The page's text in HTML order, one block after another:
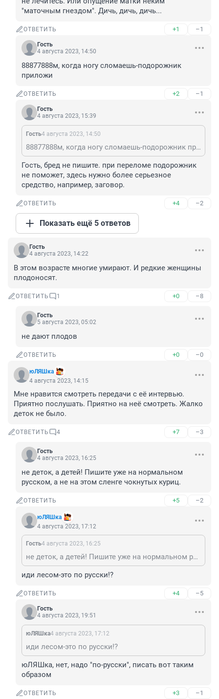
"маточным гнездом". Дичь, дичь, дичь...
ОТВЕТИТЬ +1 –1
Гость
4 августа 2023, 14:50
88877888м, когда ногу сломаешь-подорожник
приложи
ОТВЕТИТЬ +2 –1
Гость
4 августа 2023, 15:39
Гость4 августа 2023, 14:50
88877888м, когда ногу сломаешь-подорожник приложи
Гость, бред не пишите. при переломе подорожник
не поможет, здесь нужно более серьезное
средство, например, заговор.
ОТВЕТИТЬ +4 –2
Показать ещё 5 ответов
Гость
4 августа 2023, 14:22
В этом возрасте многие умирают. И редкие женщины
плодоносят.
ОТВЕТИТЬ 1 +0 –8
Гость
5 августа 2023, 05:02
не дают плодов
ОТВЕТИТЬ +0 –0
юЛЯШка
4 августа 2023, 14:15
Мне нравится смотреть передачи с её интервью.
Приятно послушать. Приятно на неё смотреть. Жалко
деток не было.
ОТВЕТИТЬ 4 +7 –3
Гость
4 августа 2023, 16:25
не деток, а детей! Пишите уже на нормальном
русском, а не на этом сленге чокнутых куриц.
ОТВЕТИТЬ +5 –2
юЛЯШка
4 августа 2023, 17:12
Гость4 августа 2023, 16:25
не деток, а детей! Пишите уже на нормальном русском, а не на этом сленге чокнутых куриц.
иди лесом-это по русски!?
ОТВЕТИТЬ +4 –5
Гость
4 августа 2023, 19:51
юЛЯШка4 августа 2023, 17:12
иди лесом-это по русски!?
юЛЯШка, нет, надо "по-русски", писать вот таким
образом
ОТВЕТИТЬ +3 –1